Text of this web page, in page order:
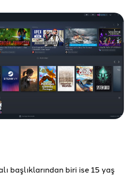
başlıklarından biri ise 15 yaş